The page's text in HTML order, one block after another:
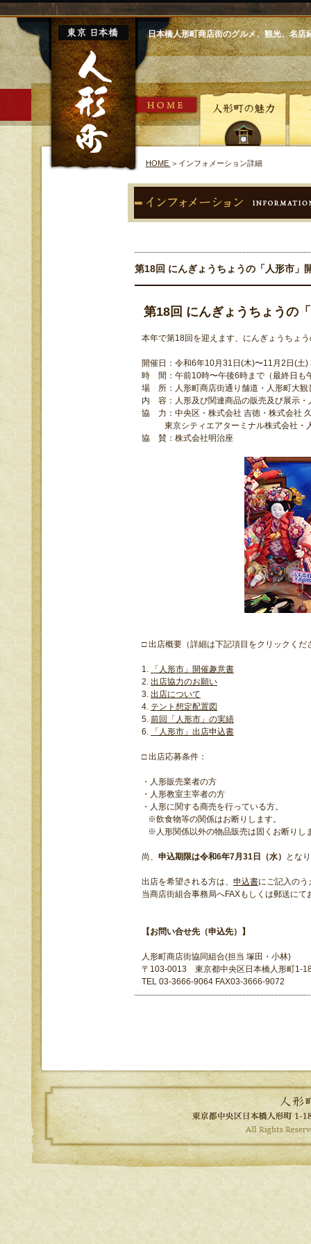
日本橋人形町商店街のグルメ、観光、名店
HOME ＞ インフォメーション詳細
第18回 にんぎょうちょうの「人形市」
第18回 にんぎょうちょうの
本年で第18回を迎えます、にんぎょうちょ
開催日：令和6年10月31日(木)〜11月2日(土)
時 間：午前10時〜午後6時まで（最終日も
場 所：人形町商店街通り舗道・人形町大観
内 容：人形及び関連商品の販売及び展示・
協 力：中央区・株式会社 吉徳・株式会社
東京シティエアターミナル株式会社・
協 賛：株式会社明治座
□ 出店概要（詳細は下記項目をクリックくだ
1.
「人形市」開催趣意書
2. 出店協力のお願い
3. 出店について
4. テント想定配置図
5. 前回「人形市」の実績
6.
「人形市」出店申込書
□ 出店応募条件：
・人形販売業者の方
・人形教室主宰者の方
・人形に関する商売を行っている方。
※飲食物等の関係はお断りします。
※人形関係以外の物品販売は固くお断りし
尚、 申込期限は令和6年7月31日（水） とな
出店を希望される方は、 申込書にご記入のう
当商店街組合事務局へFAXもしくは郵送にて
【お問い合せ先（申込先）】
人形町商店街協同組合(担当 塚田・小林)
〒103-0013 東京都中央区日本橋人形町1-
TEL 03-3666-9064 FAX03-3666-9072